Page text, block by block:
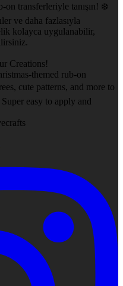
on transferleriyle tanışın! ❄️
ve daha fazlasıyla
kolayca uygulanabilir,
Creations!
themed rub-on
cute patterns, and more to
easy to apply and